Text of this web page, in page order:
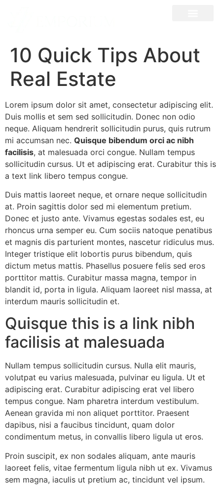
10 Quick Tips About
Real Estate
Lorem ipsum dolor sit amet, consectetur adipiscing elit.
Duis mollis et sem sed sollicitudin. Donec non odio
neque. Aliquam hendrerit sollicitudin purus, quis rutrum
mi accumsan nec. Quisque bibendum orci ac nibh
facilisis, at malesuada orci congue. Nullam tempus
sollicitudin cursus. Ut et adipiscing erat. Curabitur this is
a text link libero tempus congue.
Duis mattis laoreet neque, et ornare neque sollicitudin
at. Proin sagittis dolor sed mi elementum pretium.
Donec et justo ante. Vivamus egestas sodales est, eu
rhoncus urna semper eu. Cum sociis natoque penatibus
et magnis dis parturient montes, nascetur ridiculus mus.
Integer tristique elit lobortis purus bibendum, quis
dictum metus mattis. Phasellus posuere felis sed eros
porttitor mattis. Curabitur massa magna, tempor in
blandit id, porta in ligula. Aliquam laoreet nisl massa, at
interdum mauris sollicitudin et.
Quisque this is a link nibh
facilisis at malesuada
Nullam tempus sollicitudin cursus. Nulla elit mauris,
volutpat eu varius malesuada, pulvinar eu ligula. Ut et
adipiscing erat. Curabitur adipiscing erat vel libero
tempus congue. Nam pharetra interdum vestibulum.
Aenean gravida mi non aliquet porttitor. Praesent
dapibus, nisi a faucibus tincidunt, quam dolor
condimentum metus, in convallis libero ligula ut eros.
Proin suscipit, ex non sodales aliquam, ante mauris
laoreet felis, vitae fermentum ligula nibh ut ex. Vivamus
sem magna, iaculis ut pretium ac, tincidunt vel ipsum.